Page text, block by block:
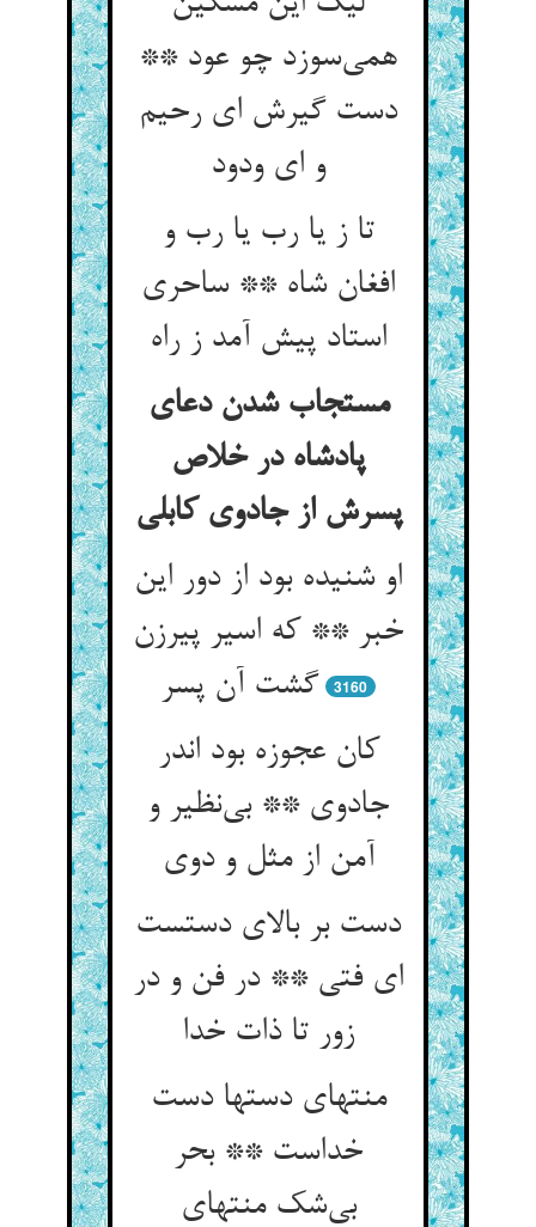
همی‌سوزد چو عود **
دست گیرش ای رحیم
و ای ودود
تا ز یا رب یا رب و
افغان شاه ** ساحری
استاد پیش آمد ز راه
مستجاب شدن دعای
پادشاه در خلاص
پسرش از جادوی کابلی
او شنیده بود از دور این
خبر ** که اسیر پیرزن
گشت آن پسر
3160
کان عجوزه بود اندر
جادوی ** بی‌نظیر و
آمن از مثل و دوی
دست بر بالای دستست
ای فتی ** در فن و در
زور تا ذات خدا
منتهای دستها دست
خداست ** بحر
بی‌شک منتهای